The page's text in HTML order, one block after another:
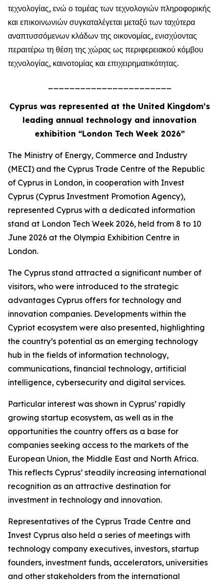
τεχνολογίας, ενώ ο τομέας των τεχνολογιών πληροφορικής
και επικοινωνιών συγκαταλέγεται μεταξύ των ταχύτερα
αναπτυσσόμενων κλάδων της οικονομίας, ενισχύοντας
περαιτέρω τη θέση της χώρας ως περιφερειακού κόμβου
τεχνολογίας, καινοτομίας και επιχειρηματικότητας.
Cyprus was represented at the United Kingdom’s
leading annual technology and innovation
exhibition “London Tech Week 2026”
The Ministry of Energy, Commerce and Industry
(MECI) and the Cyprus Trade Centre of the Republic
of Cyprus in London, in cooperation with Invest
Cyprus (Cyprus Investment Promotion Agency),
represented Cyprus with a dedicated information
stand at London Tech Week 2026, held from 8 to 10
June 2026 at the Olympia Exhibition Centre in
London.
The Cyprus stand attracted a significant number of
visitors, who were introduced to the strategic
advantages Cyprus offers for technology and
innovation companies. Developments within the
Cypriot ecosystem were also presented, highlighting
the country’s potential as an emerging technology
hub in the fields of information technology,
communications, financial technology, artificial
intelligence, cybersecurity and digital services.
Particular interest was shown in Cyprus’ rapidly
growing startup ecosystem, as well as in the
opportunities the country offers as a base for
companies seeking access to the markets of the
European Union, the Middle East and North Africa.
This reflects Cyprus’ steadily increasing international
recognition as an attractive destination for
investment in technology and innovation.
Representatives of the Cyprus Trade Centre and
Invest Cyprus also held a series of meetings with
technology company executives, investors, startup
founders, investment funds, accelerators, universities
and other stakeholders from the international